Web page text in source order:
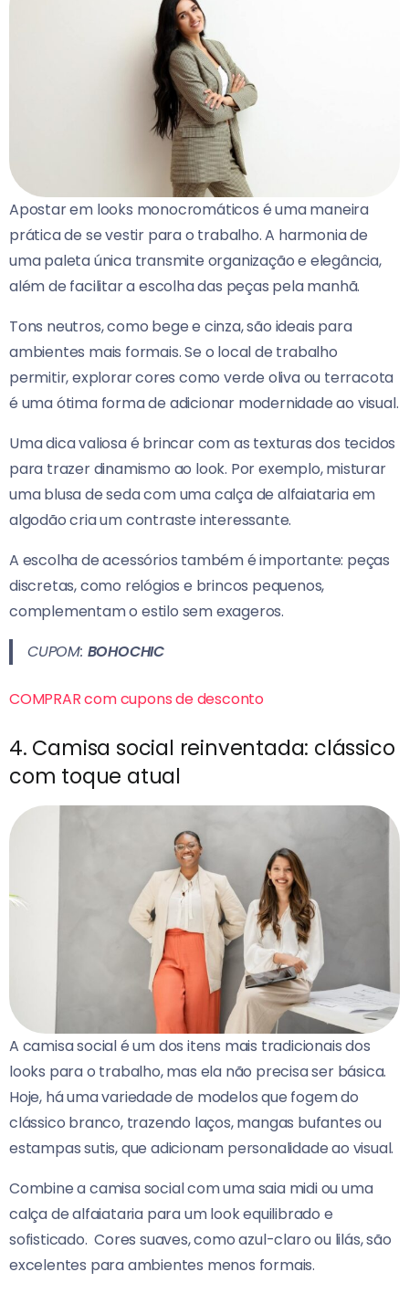
Apostar em looks monocromáticos é uma maneira
prática de se vestir para o trabalho. A harmonia de
uma paleta única transmite organização e elegância,
além de facilitar a escolha das peças pela manhã.
Tons neutros, como bege e cinza, são ideais para
ambientes mais formais. Se o local de trabalho
permitir, explorar cores como verde oliva ou terracota
é uma ótima forma de adicionar modernidade ao visual.
Uma dica valiosa é brincar com as texturas dos tecidos
para trazer dinamismo ao look. Por exemplo, misturar
uma blusa de seda com uma calça de alfaiataria em
algodão cria um contraste interessante.
A escolha de acessórios também é importante: peças
discretas, como relógios e brincos pequenos,
complementam o estilo sem exageros.
CUPOM: BOHOCHIC
COMPRAR com cupons de desconto
4. Camisa social reinventada: clássico
com toque atual
A camisa social é um dos itens mais tradicionais dos
looks para o trabalho, mas ela não precisa ser básica.
Hoje, há uma variedade de modelos que fogem do
clássico branco, trazendo laços, mangas bufantes ou
estampas sutis, que adicionam personalidade ao visual.
Combine a camisa social com uma saia midi ou uma
calça de alfaiataria para um look equilibrado e
sofisticado. Cores suaves, como azul-claro ou lilás, são
excelentes para ambientes menos formais.